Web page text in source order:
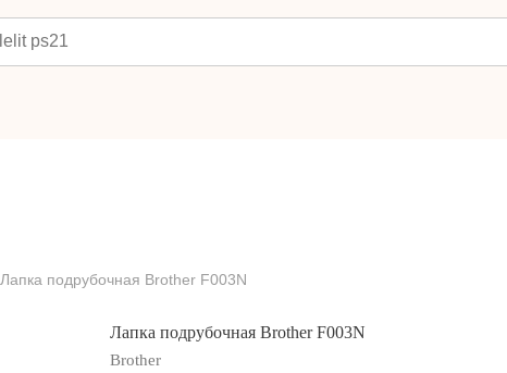
Лапка подрубочная Brother F003N
Лапка подрубочная Brother F003N
Brother